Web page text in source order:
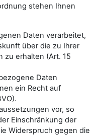
stehen Ihnen
Daten verarbeitet,
über die zu Ihrer
zu erhalten (Art. 15
Daten
ein Recht auf
vor, so
Einschränkung der
Widerspruch gegen die